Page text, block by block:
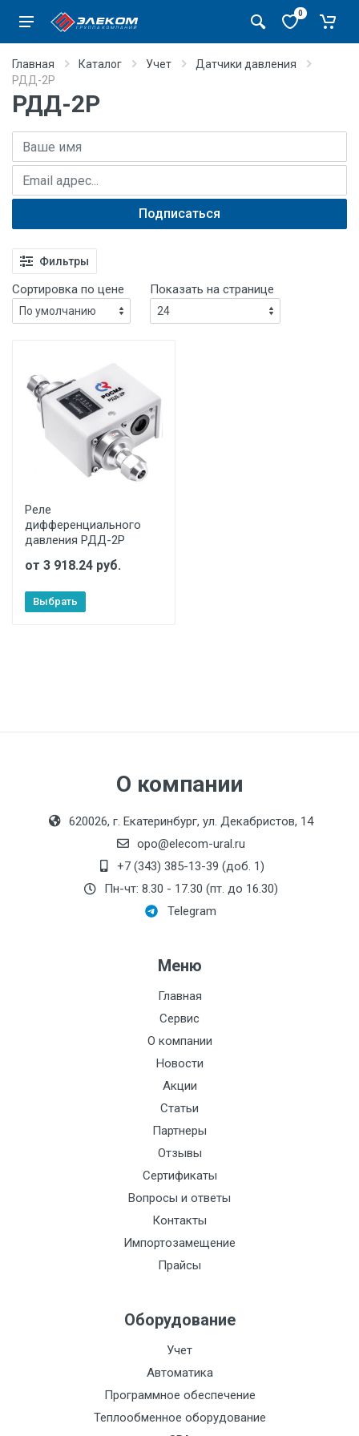
0
Главная Каталог Учет
Датчики давления
РДД-2Р
РДД-2Р
Имя
E-mail адрес
Подписаться
Фильтры
Сортировка по цене Показать на странице
Реле
дифференциального
давления РДД-2Р
от 3 918.24 руб.
Выбрать
О компании
620026, г. Екатеринбург, ул. Декабристов, 14
opo@elecom-ural.ru
+7 (343) 385-13-39 (доб. 1)
Пн-чт: 8.30 - 17.30 (пт. до 16.30)
Telegram
Меню
Главная
Сервис
О компании
Новости
Акции
Статьи
Партнеры
Отзывы
Сертификаты
Вопросы и ответы
Контакты
Импортозамещение
Прайсы
Оборудование
Учет
Автоматика
Программное обеспечение
Теплообменное оборудование